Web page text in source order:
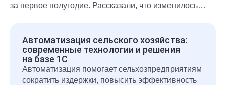
за первое полугодие. Рассказали, что изменилось
Автоматизация сельского хозяйства:
современные технологии и решения
на базе 1С
Автоматизация помогает сельхозпредприятиям
сократить издержки, повысить эффективность